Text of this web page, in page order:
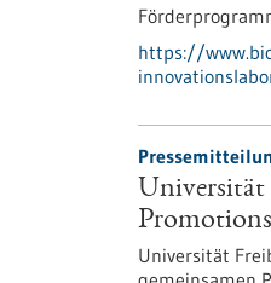
https://
Universität
Universität